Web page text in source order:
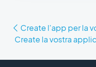
Create l'app per la
Create la vostra